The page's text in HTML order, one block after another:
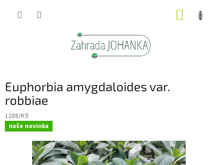
Euphorbia amygdaloides var.
robbiae
1288/K9
naše novinka